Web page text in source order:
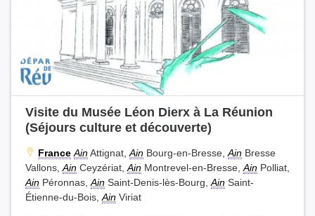
Visite du Musée Léon Dierx à La Réunion
(Séjours culture et découverte)
France AinAttignat, Ain Bourg-en-Bresse, Ain Bresse
Vallons, Ain Ceyzériat, Ain Montrevel-en-Bresse, Ain Polliat,
Ain Péronnas, Ain Saint-Denis-lès-Bourg, Ain Saint-
Étienne-du-Bois, Ain Viriat